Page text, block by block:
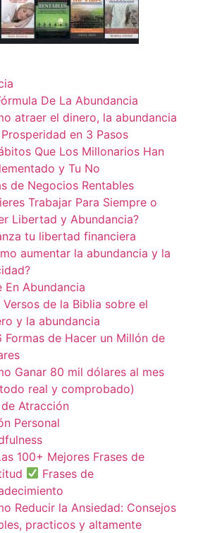
De La Abundancia
atraer el dinero, la abundancia
en 3 Pasos
Que Los Millonarios Han
y Tu No
de Negocios Rentables
Trabajar Para Siempre o
Libertad y Abundancia?
tu libertad financiera
aumentar la abundancia y la
En Abundancia
Versos de la Biblia sobre el
y la abundancia
Formas de Hacer un Millón de
Ganar 80 mil dólares al mes
real y comprobado)
Atracción
Personal
100+ Mejores Frases de
Frases de
Reducir la Ansiedad: Consejos
practicos y altamente